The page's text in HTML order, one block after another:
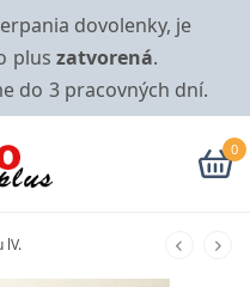
dovolenky, je
plus zatvorená.
do 3 pracovných dní.
0
lV.